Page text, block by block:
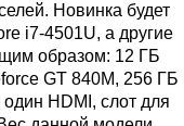
Новинка будет
i7-4501U, а другие
образом: 12 ГБ
GT 840M, 256 ГБ
HDMI, слот для